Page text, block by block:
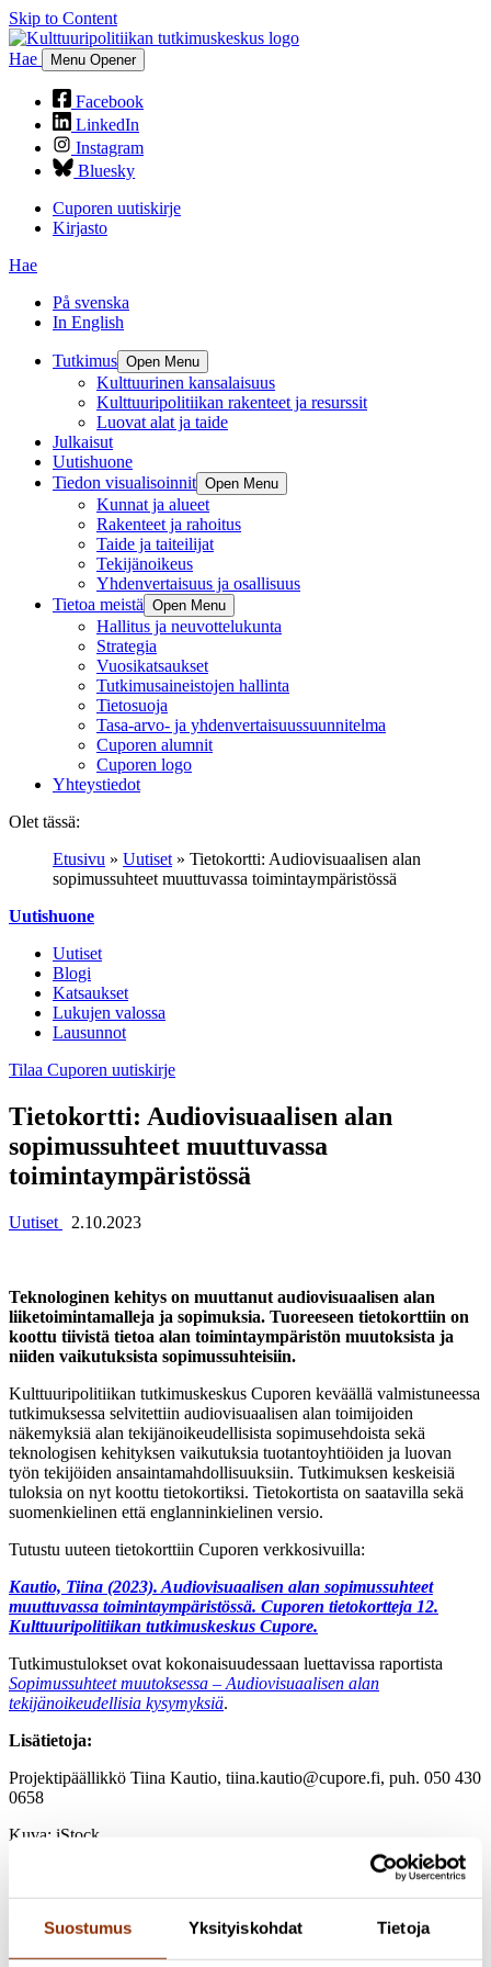
Suostumus Yksityiskohdat Tietoja
Skip to Content
Hae Menu Opener
Facebook
LinkedIn
Instagram
Bluesky
Cuporen uutiskirje
Kirjasto
Hae
På svenska
In English
Tutkimus Open Menu
Kulttuurinen kansalaisuus
Kulttuuripolitiikan rakenteet ja resurssit
Luovat alat ja taide
Julkaisut
Uutishuone
Tiedon visualisoinnit Open Menu
Kunnat ja alueet
Rakenteet ja rahoitus
Taide ja taiteilijat
Tekijänoikeus
Yhdenvertaisuus ja osallisuus
Tietoa meistä Open Menu
Hallitus ja neuvottelukunta
Strategia
Vuosikatsaukset
Tutkimusaineistojen hallinta
Tietosuoja
Tasa-arvo- ja yhdenvertaisuussuunnitelma
Cuporen alumnit
Cuporen logo
Yhteystiedot
Olet tässä:
Etusivu » Uutiset » Tietokortti: Audiovisuaalisen alan
sopimussuhteet muuttuvassa toimintaympäristössä
Uutishuone
Uutiset
Blogi
Katsaukset
Lukujen valossa
Lausunnot
Tilaa Cuporen uutiskirje
Tietokortti: Audiovisuaalisen alan
sopimussuhteet muuttuvassa
toimintaympäristössä
Uutiset 2.10.2023
Teknologinen kehitys on muuttanut audiovisuaalisen alan
liiketoimintamalleja ja sopimuksia. Tuoreeseen tietokorttiin on
koottu tiivistä tietoa alan toimintaympäristön muutoksista ja
niiden vaikutuksista sopimussuhteisiin.
Kulttuuripolitiikan tutkimuskeskus Cuporen keväällä valmistuneessa
tutkimuksessa selvitettiin audiovisuaalisen alan toimijoiden
näkemyksiä alan tekijänoikeudellisista sopimusehdoista sekä
teknologisen kehityksen vaikutuksia tuotantoyhtiöiden ja luovan
työn tekijöiden ansaintamahdollisuuksiin. Tutkimuksen keskeisiä
tuloksia on nyt koottu tietokortiksi. Tietokortista on saatavilla sekä
suomenkielinen että englanninkielinen versio.
Tutustu uuteen tietokorttiin Cuporen verkkosivuilla:
Kautio, Tiina (2023). Audiovisuaalisen alan sopimussuhteet
muuttuvassa toimintaympäristössä. Cuporen tietokortteja 12.
Kulttuuripolitiikan tutkimuskeskus Cupore.
Tutkimustulokset ovat kokonaisuudessaan luettavissa raportista
Sopimussuhteet muutoksessa – Audiovisuaalisen alan
tekijänoikeudellisia kysymyksiä.
Lisätietoja:
Projektipäällikkö Tiina Kautio, tiina.kautio@cupore.fi, puh. 050 430
0658
Kuva: iStock